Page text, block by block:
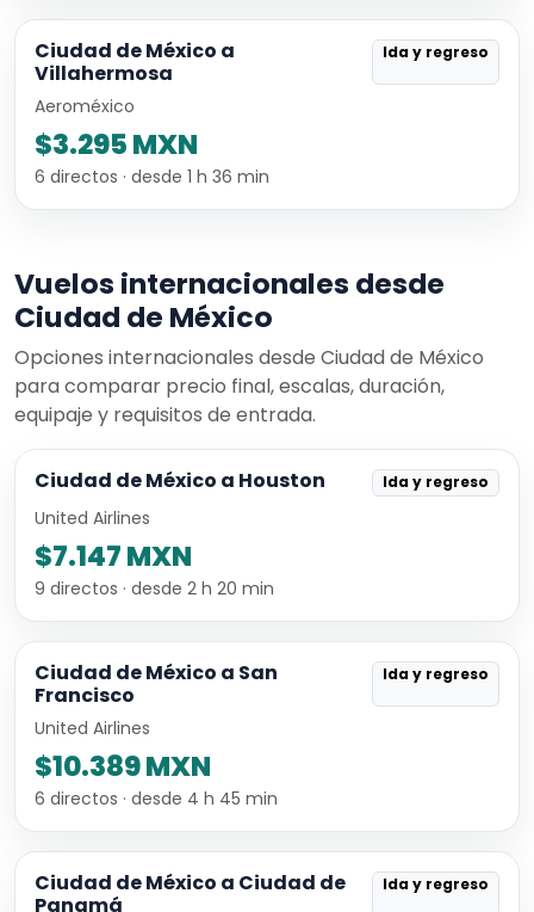
Ciudad de México a
Villahermosa
Ida y regreso
Aeroméxico
$3.295 MXN
6 directos · desde 1 h 36 min
Vuelos internacionales desde
Ciudad de México
Opciones internacionales desde Ciudad de México
para comparar precio final, escalas, duración,
equipaje y requisitos de entrada.
Ciudad de México a Houston Ida y regreso
United Airlines
$7.147 MXN
9 directos · desde 2 h 20 min
Ciudad de México a San
Francisco
Ida y regreso
United Airlines
$10.389 MXN
6 directos · desde 4 h 45 min
Ciudad de México a Ciudad de
Panamá
Ida y regreso